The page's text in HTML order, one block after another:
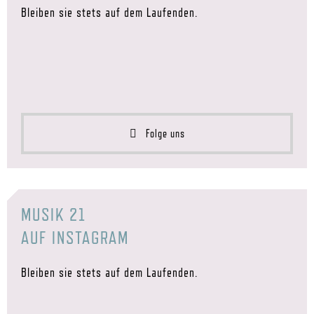
Bleiben sie stets auf dem Laufenden.
Folge uns
MUSIK 21
AUF INSTAGRAM
Bleiben sie stets auf dem Laufenden.